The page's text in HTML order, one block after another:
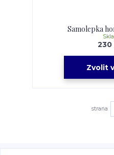
Samolepka
230
Zvolit
strana